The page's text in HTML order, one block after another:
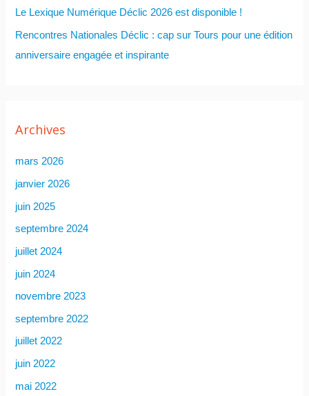
r
:
Le Lexique Numérique Déclic 2026 est disponible !
Rencontres Nationales Déclic : cap sur Tours pour une édition
anniversaire engagée et inspirante
Archives
mars 2026
janvier 2026
juin 2025
septembre 2024
juillet 2024
juin 2024
novembre 2023
septembre 2022
juillet 2022
juin 2022
mai 2022